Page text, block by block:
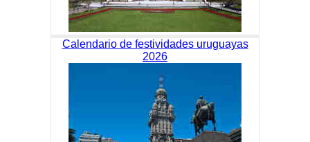
Calendario de festividades uruguayas
2026